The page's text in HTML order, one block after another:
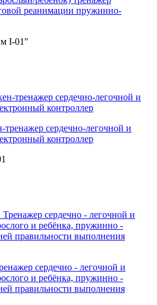
реанимации пружинно-
I-01"
сердечно-легочной и
контроллер
сердечно - легочной и
и ребёнка, пружинно -
правильности выполнения